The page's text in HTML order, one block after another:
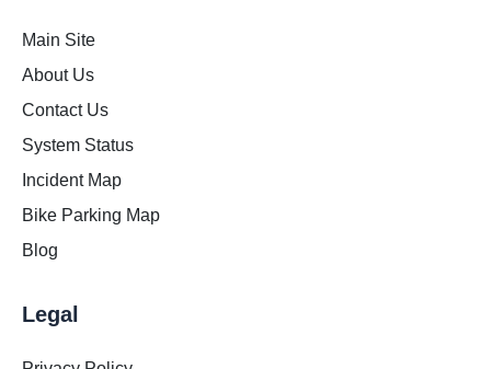
Main Site
About Us
Contact Us
System Status
Incident Map
Bike Parking Map
Blog
Legal